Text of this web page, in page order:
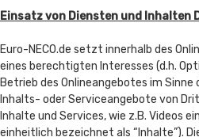
Einsatz von Diensten und Inhalten
Euro-NECO.de setzt innerhalb des
eines berechtigten Interesses (d.h.
Betrieb des Onlineangebotes im Sinne
Inhalts- oder Serviceangebote von
Inhalte und Services, wie z.B. Videos
einheitlich bezeichnet als “Inhalte”).